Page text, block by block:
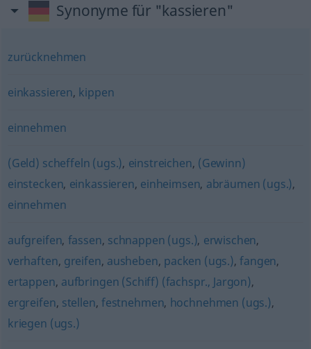
Synonyme für "kassieren"
zurücknehmen
einkassieren, kippen
einnehmen
(Geld) scheffeln (ugs.), einstreichen, (Gewinn)
einstecken, einkassieren, einheimsen, abräumen (ugs.),
einnehmen
aufgreifen, fassen, schnappen (ugs.), erwischen,
verhaften, greifen, ausheben, packen (ugs.),fangen,
ertappen, aufbringen (Schiff) (fachspr., Jargon),
ergreifen, stellen, festnehmen, hochnehmen (ugs.),
kriegen (ugs.)